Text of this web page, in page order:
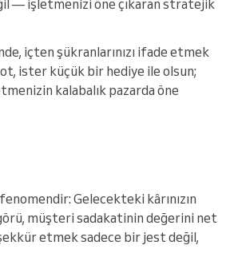
— işletmenizi öne çıkaran stratejik
içten şükranlarınızı ifade etmek
ister küçük bir hediye ile olsun;
kalabalık pazarda öne
Gelecekteki kârınızın
müşteri sadakatinin değerini net
etmek sadece bir jest değil,